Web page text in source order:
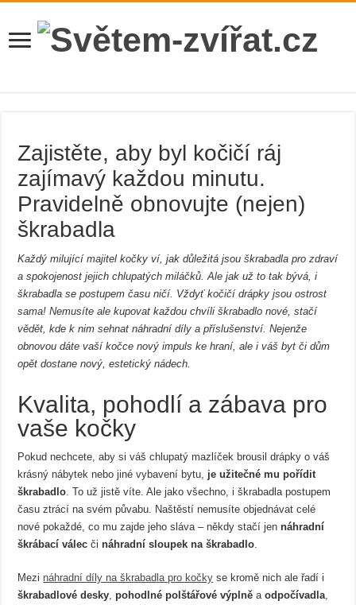
Zajistěte, aby byl kočičí ráj
zajímavý každou minutu.
Pravidelně obnovujte (nejen)
škrabadla
Každý milující majitel kočky ví, jak důležitá jsou škrabadla pro zdraví
a spokojenost jejich chlupatých miláčků. Ale jak už to tak bývá, i
škrabadla se postupem času ničí. Vždyť kočičí drápky jsou ostrost
sama! Nemusíte ale kupovat každou chvíli škrabadlo nové, stačí
vědět, kde k nim sehnat náhradní díly a příslušenství. Nejenže
obnovou dáte vaší kočce nový impuls ke hraní, ale i váš byt či dům
opět dostane nový, estetický nádech.
Kvalita, pohodlí a zábava pro
vaše kočky
Pokud nechcete, aby si váš chlupatý mazlíček brousil drápky o váš
krásný nábytek nebo jiné vybavení bytu, je užitečné mu pořídit
škrabadlo . To už jistě víte. Ale jako všechno, i škrabadla postupem
času ztrácí na svém půvabu. Naštěstí nemusíte objednávat celé
nové pokaždé, co mu zajde jeho sláva – někdy stačí jennáhradní
škrábací válec čináhradní sloupek na škrabadlo
Mezi náhradní díly na škrabadla pro kočky se kromě nich ale řadí i
škrabadlové desky ,pohodlné polštářové výplně aodpočívadla